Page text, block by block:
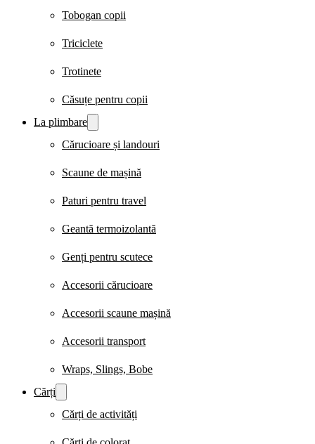
Tobogan copii
Triciclete
Trotinete
Căsuțe pentru copii
La plimbare
Cărucioare și landouri
Scaune de mașină
Paturi pentru travel
Geantă termoizolantă
Genți pentru scutece
Accesorii cărucioare
Accesorii scaune mașină
Accesorii transport
Wraps, Slings, Bobe
Cărți
Cărți de activități